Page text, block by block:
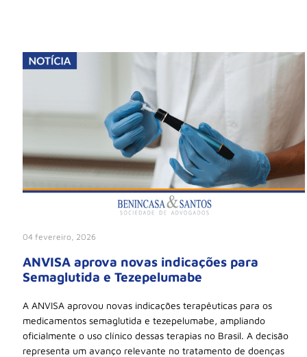
04 fevereiro, 2026
ANVISA aprova novas indicações para
Semaglutida e Tezepelumabe
A ANVISA aprovou novas indicações terapêuticas para os
medicamentos semaglutida e tezepelumabe, ampliando
oficialmente o uso clínico dessas terapias no Brasil. A decisão
representa um avanço relevante no tratamento de doenças